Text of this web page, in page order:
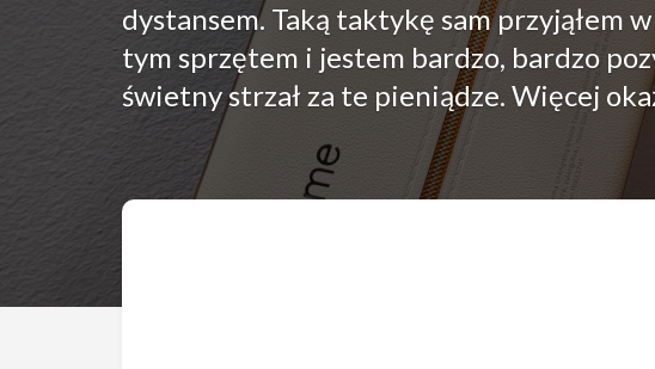
dystansem. Taką taktykę sam przyjąłem
tym sprzętem i jestem bardzo, bardzo
świetny strzał za te pieniądze. Więcej